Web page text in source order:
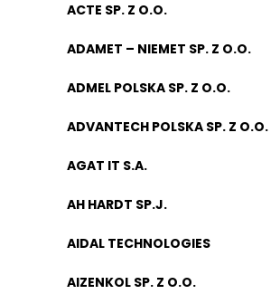
ACTE SP. Z O.O.
ADAMET – NIEMET SP. Z O.O.
ADMEL POLSKA SP. Z O.O.
ADVANTECH POLSKA SP. Z O.O.
AGAT IT S.A.
AH HARDT SP.J.
AIDAL TECHNOLOGIES
AIZENKOL SP. Z O.O.